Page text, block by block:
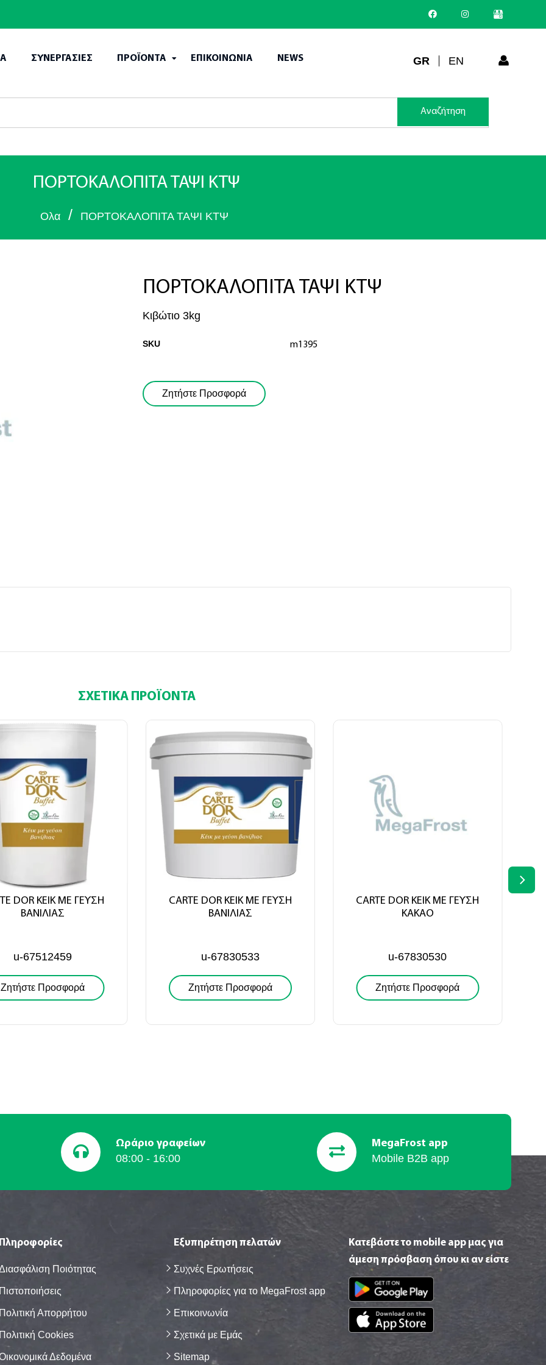
ΣΥΝΕΡΓΑΣΙΕΣ ΠΡΟΪΟΝΤΑ ΕΠΙΚΟΙΝΩΝΙΑ NEWS GR EN
Αναζήτηση
ΠΟΡΤΟΚΑΛΟΠΙΤΑ ΤΑΨΙ ΚΤΨ
Ολα / ΠΟΡΤΟΚΑΛΟΠΙΤΑ ΤΑΨΙ ΚΤΨ
ΠΟΡΤΟΚΑΛΟΠΙΤΑ ΤΑΨΙ ΚΤΨ
Κιβώτιο 3kg
SKU m1395
Ζητήστε Προσφορά
ΣΧΕΤΙΚΆ ΠΡΟΪΌΝΤΑ
DOR ΚΕΙΚ ΜΕ ΓΕΥΣΗ
ΒΑΝΙΛΙΑΣ
u-67512459
Ζητήστε Προσφορά
CARTE DOR ΚΕΙΚ ΜΕ ΓΕΥΣΗ
ΒΑΝΙΛΙΑΣ
u-67830533
Ζητήστε Προσφορά
CARTE DOR ΚΕΙΚ ΜΕ ΓΕΥΣΗ
ΚΑΚΑΟ
u-67830530
Ζητήστε Προσφορά
Ωράριο γραφείων
08:00 - 16:00
MegaFrost app
Mobile B2B app
Ποιότητας
Απορρήτου
Cookies
Δεδομένα
Εξυπηρέτηση πελατών
Συχνές Eρωτήσεις
Πληροφορίες για το MegaFrost app
Επικοινωνία
Σχετικά με Eμάς
Sitemap
Κατεβάστε το mobile app μας για
άμεση πρόσβαση όπου κι αν είστε
Ζητήστε μας Προσφορά!
παραπάνω πεδία είναι υποχρεωτικά
τουςόρους χρήσης